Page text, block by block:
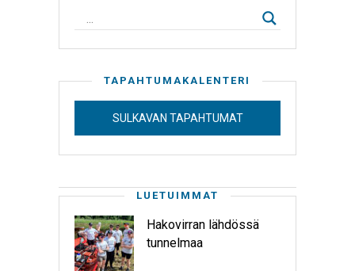
TAPAHTUMAKALENTERI
SULKAVAN TAPAHTUMAT
LUETUIMMAT
Hakovirran lähdössä
tunnelmaa